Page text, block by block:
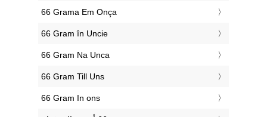
‎66 Grama Em Onça
‎66 Gram în Uncie
‎66 Gram Na Unca
‎66 Gram Till Uns
‎66 Gram In ons